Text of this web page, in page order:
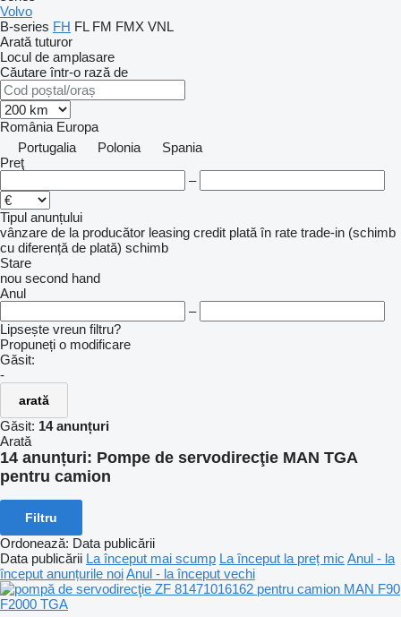
Volvo
B-series FH FL FM FMX VNL
Arată tuturor
Locul de amplasare
Căutare într-o rază de
România Europa
Portugalia
Polonia
Spania
Preţ
–
Tipul anunțului
vânzare de la producător leasing credit plată în rate trade-in (schimb
cu diferență de plată) schimb
Stare
nou second hand
Anul
–
Lipsește vreun filtru?
Propuneți o modificare
Găsit:
-
arată
Găsit: 14 anunțuri
Arată
14 anunțuri: Pompe de servodirecţie MAN TGA
pentru camion
Filtru
Ordonează: Data publicării
Data publicării La început mai scump La început la preț mic Anul - la
început anunțurile noiAnul - la început vechi